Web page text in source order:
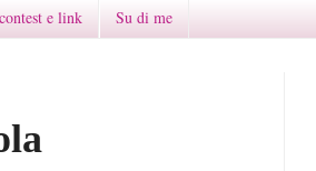
e link Su di me